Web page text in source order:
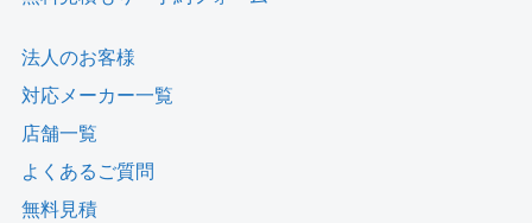
法人のお客様
対応メーカー一覧
店舗一覧
よくあるご質問
無料見積